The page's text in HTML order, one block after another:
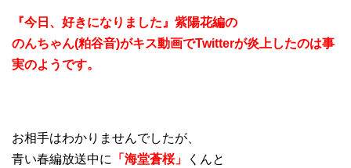
『今日、好きになりました』紫陽花編の
のんちゃん(粕谷音)がキス動画でTwitterが炎上したのは事
実のようです。
お相手はわかりませんでしたが、
青い春編放送中に
「海堂蒼桜」
くんと